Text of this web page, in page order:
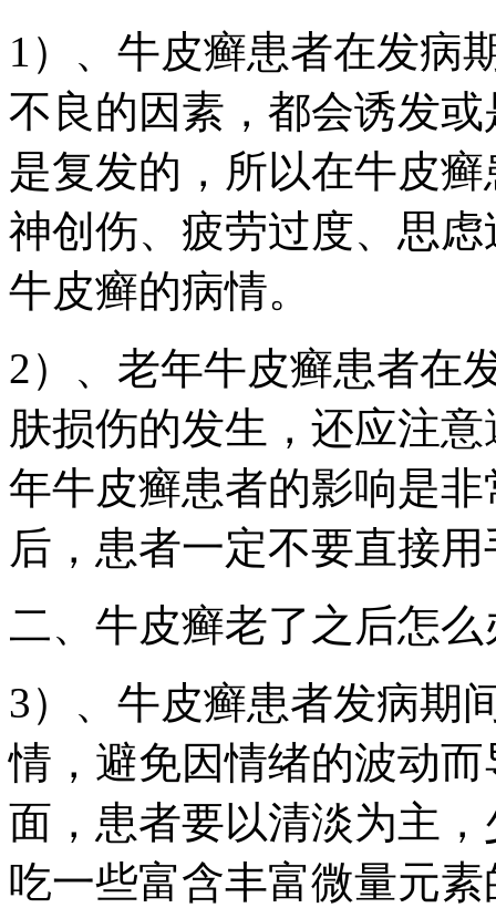
1）、牛皮癣患者在发病
不良的因素，都会诱发
是复发的，所以在牛皮
神创伤、疲劳过度、思
牛皮癣的病情。
2）、老年牛皮癣患者在
肤损伤的发生，还应注
年牛皮癣患者的影响是
后，患者一定不要直接
二、牛皮癣老了之后怎么
3）、牛皮癣患者发病期
情，避免因情绪的波动
面，患者要以清淡为主
吃一些富含丰富微量元